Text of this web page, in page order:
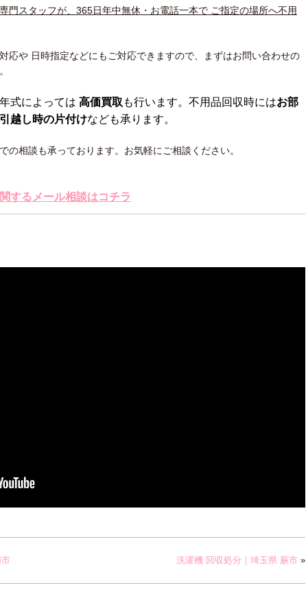
門スタッフが、365日年中無休・お電話一本で ご指定の場所へ不用
応や 日時指定などにもご対応できますので、まずはお問い合わせの
式によっては 高価買取 も行います。不用品回収時にはお部
越し時の片付けなども承ります。
の相談も承っております。お気軽にご相談ください。
するメール相談はコチラ
洗濯機 回収処分｜埼玉県 蕨市 »